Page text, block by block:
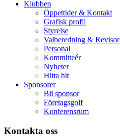
Klubben
Öppettider & Kontakt
Grafisk profil
Styrelse
Valberedning & Revisor
Personal
Kommitteér
Nyheter
Hitta hit
Sponsorer
Bli sponsor
Företagsgolf
Konferensrum
Kontakta oss